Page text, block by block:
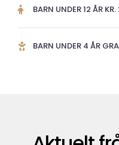
BARN UNDER 12 ÅR
BARN UNDER 4 ÅR